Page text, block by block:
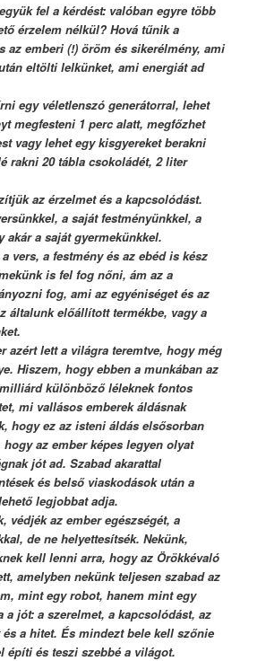
fel a kérdést: valóban egyre több
érzelem nélkül? Hová tűnik a
az emberi (!) öröm és sikerélmény, ami
eltölti lelkünket, ami energiát ad
egy véletlenszó generátorral, lehet
megfesteni 1 perc alatt, megfőzhet
vagy lehet egy kisgyereket berakni
rakni 20 tábla csokoládét, 2 liter
az érzelmet és a kapcsolódást.
a saját festményünkkel, a
akár a saját gyermekünkkel.
vers, a festmény és az ebéd is kész
is fel fog nőni, ám az a
fog, ami az egyéniséget és az
általunk előállított termékbe, vagy a
azért lett a világra teremtve, hogy még
Hiszem, hogy ebben a munkában az
különböző léleknek fontos
mi vallásos emberek áldásnak
hogy ez az isteni áldás elsősorban
az ember képes legyen olyat
jót ad. Szabad akarattal
és belső viaskodások után a
legjobbat adja.
védjék az ember egészségét, a
de ne helyettesítsék. Nekünk,
kell lenni arra, hogy az Örökkévaló
amelyben nekünk teljesen szabad az
mint egy robot, hanem mint egy
a jót: a szerelmet, a kapcsolódást, az
a hitet. És mindezt bele kell szőnie
építi és teszi szebbé a világot.